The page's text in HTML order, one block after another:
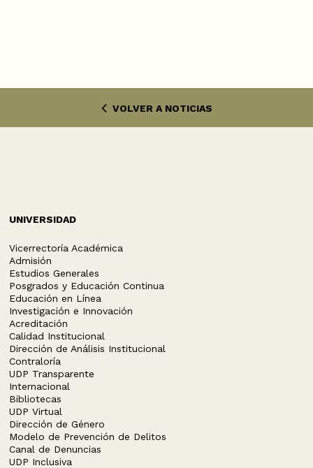
VOLVER A NOTICIAS
UNIVERSIDAD
Vicerrectoría Académica
Admisión
Estudios Generales
Posgrados y Educación Continua
Educación en Línea
Investigación e Innovación
Acreditación
Calidad Institucional
Dirección de Análisis Institucional
Contraloría
UDP Transparente
Internacional
Bibliotecas
UDP Virtual
Dirección de Género
Modelo de Prevención de Delitos
Canal de Denuncias
UDP Inclusiva